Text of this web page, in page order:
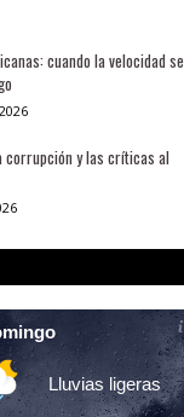
cuando la velocidad se
corrupción y las críticas al
Lluvias ligeras